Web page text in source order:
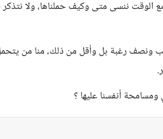
الوقت ننسى متى وكيف حملناها، ولا
ونصف رغبة بل وأقل من ذلك، منا من
أنفسنا عليها ؟